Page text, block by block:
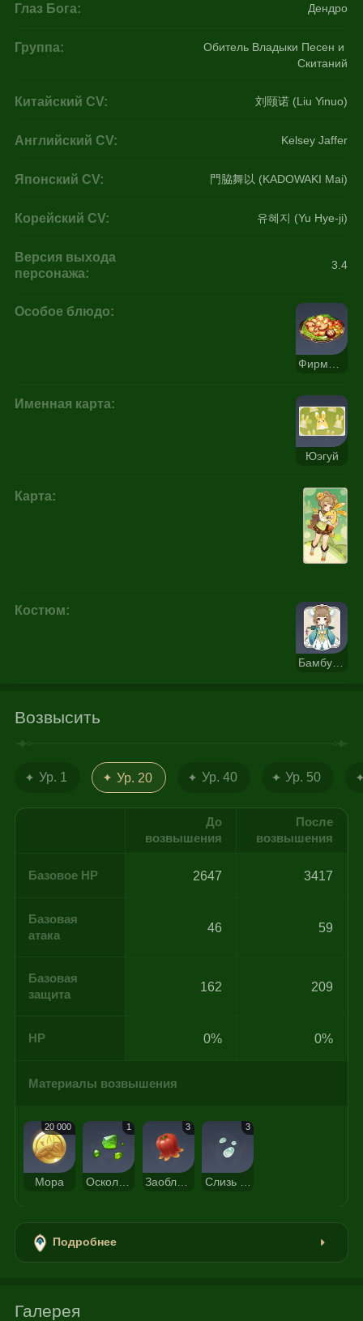
Глаз Бога: Дендро
Группа:
Обитель Владыки Песен и
Скитаний
Китайский CV: 刘颐诺 (Liu Yinuo)
Английский CV: Kelsey Jaffer
Японский CV: 門脇舞以 (KADOWAKI Mai)
Корейский CV: 유혜지 (Yu Hye-ji)
Версия выхода
персонажа:
3.4
Особое блюдо:
Фирменное блюдо Цинцэ
Именная карта:
Юэгуй
Карта:
Костюм:
Бамбуковые грёзы в дождь
Возвысить
Ур. 1 Ур. 20 Ур. 40 Ур. 50
До
возвышения
После
возвышения
Базовое HP 2647 3417
Базовая
атака
46 59
Базовая
защита
162 209
HP 0% 0%
Материалы возвышения
20 000
Мора
1
Осколок изумруда Нагадус
3 3
Подробнее
Галерея